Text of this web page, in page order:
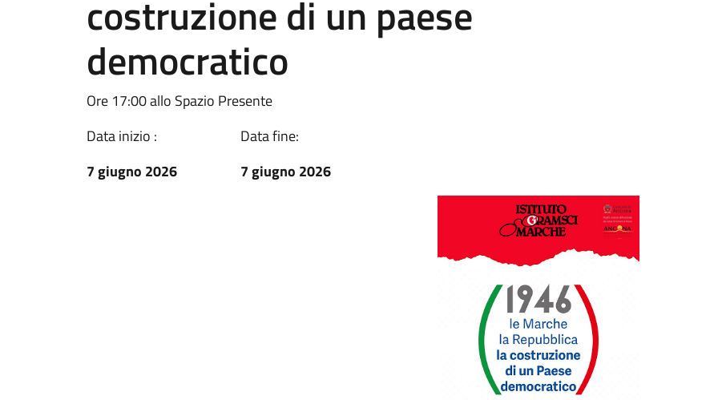
costruzione di un paese
democratico
Ore 17:00 allo Spazio Presente
Data inizio :
7 giugno 2026
Data fine:
7 giugno 2026